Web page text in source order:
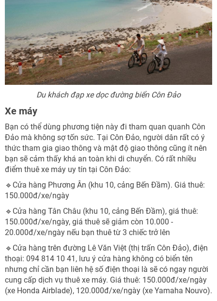
Du khách đạp xe dọc đường biển Côn Đảo
Xe máy
Bạn có thể dùng phương tiện này đi tham quan quanh Côn
Đảo mà không sợ tốn sức. Tại Côn Đảo, người dân rất có ý
thức tham gia giao thông và mật độ giao thông cũng ít nên
bạn sẽ cảm thấy khá an toàn khi di chuyển. Có rất nhiều
điểm thuê xe máy uy tín tại Côn Đảo:
🔹Cửa hàng Phương Ân (khu 10, cảng Bến Đầm). Giá thuê:
150.000đ/xe/ngày
🔹Cửa hàng Tân Châu (khu 10, cảng Bến Đầm), giá thuê:
150.000đ/xe/ngày, giá thuê sẽ giảm còn 10.000 -
20.000đ/xe/ngày nếu bạn thuê từ 3 chiếc trở lên
🔹Cửa hàng trên đường Lê Văn Việt (thị trấn Côn Đảo), điện
thoại: 094 814 10 41, lưu ý cửa hàng không có biển tên
nhưng chỉ cần bạn liên hệ số điện thoại là sẽ có ngay người
cung cấp dịch vụ thuê xe máy. Giá thuê: 150.000đ/xe/ngày
(xe Honda Airblade), 120.000đ/xe/ngày (xe Yamaha Nouvo).